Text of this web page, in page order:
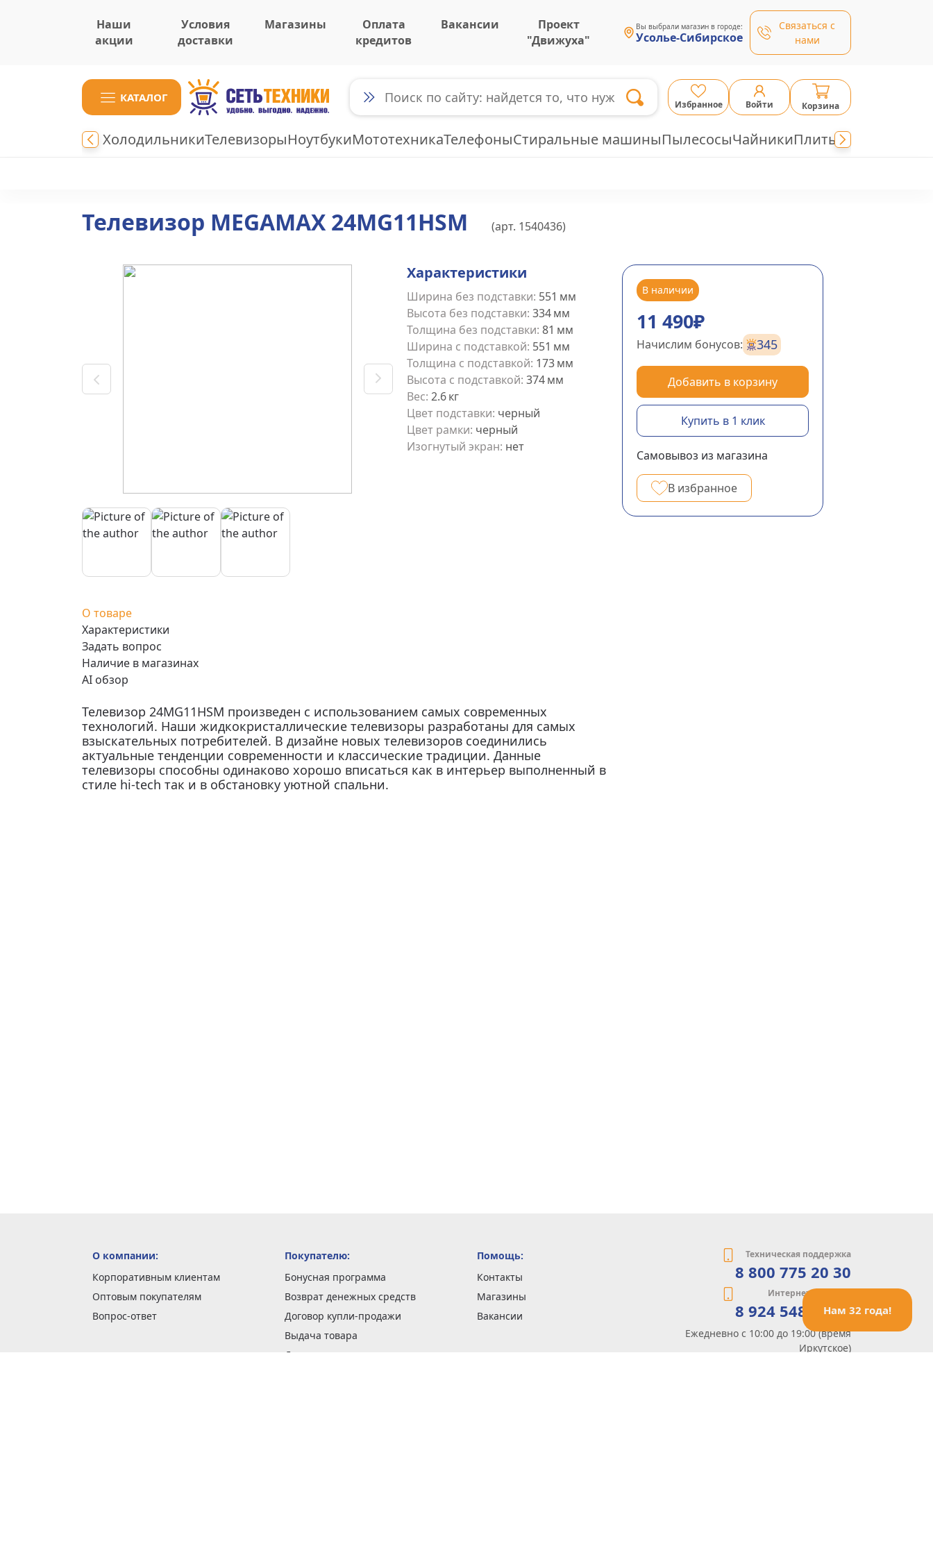
Наши
акции
Условия
доставки
Магазины
Оплата
кредитов
Вакансии
Проект
"Движуха"
Вы выбрали магазин в городе:
Усолье-Сибирское
Связаться с
нами
КАТАЛОГ
Избранное Войти Корзина
ХолодильникиТелевизорыНоутбукиМототехникаТелефоныСтиральные машиныПылесосыЧайникиПлиты
Нам 32 года!
Телевизор MEGAMAX 24MG11HSM (арт. 1540436)
11 490₽
В наличии
Начислим бонусов: 345
Добавить в корзину
Купить в 1 клик
Самовывоз из магазина
В избранное
Характеристики
Ширина без подставки: 551 мм
Высота без подставки: 334мм
Толщина без подставки: 81 мм
Ширина с подставкой: 551 мм
Толщина с подставкой: 173мм
Высота с подставкой: 374мм
Вес: 2.6кг
Цвет подставки: черный
Цвет рамки: черный
Изогнутый экран: нет
О товаре
Характеристики
Задать вопрос
Наличие в магазинах
AI обзор
Телевизор 24MG11HSM произведен с использованием самых современных
технологий. Наши жидкокристаллические телевизоры разработаны для самых
взыскательных потребителей. В дизайне новых телевизоров соединились
актуальные тенденции современности и классические традиции. Данные
телевизоры способны одинаково хорошо вписаться как в интерьер выполненный в
стиле hi-tech так и в обстановку уютной спальни.
О компании:
Корпоративным клиентам
Оптовым покупателям
Вопрос-ответ
Покупателю:
Бонусная программа
Возврат денежных средств
Договор купли-продажи
Выдача товара
Доставка заказов
Помощь:
Контакты
Магазины
Вакансии
Техническая поддержка
8 800 775 20 30
Интернет-магазин
8 924 548 85 07
Ежедневно с 10:00 до 19:00 (время
Иркутское)